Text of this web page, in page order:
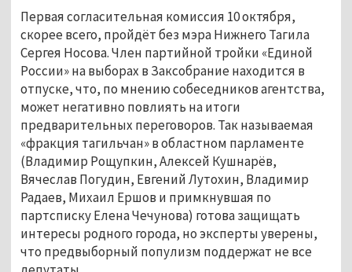
Первая согласительная комиссия 10 октября,
скорее всего, пройдёт без мэра Нижнего Тагила
Сергея Носова. Член партийной тройки «Единой
России» на выборах в Заксобрание находится в
отпуске, что, по мнению собеседников агентства,
может негативно повлиять на итоги
предварительных переговоров. Так называемая
«фракция тагильчан» в областном парламенте
(Владимир Рощупкин, Алексей Кушнарёв,
Вячеслав Погудин, Евгений Лутохин, Владимир
Радаев, Михаил Ершов и примкнувшая по
партсписку Елена Чечунова) готова защищать
интересы родного города, но эксперты уверены,
что предвыборный популизм поддержат не все